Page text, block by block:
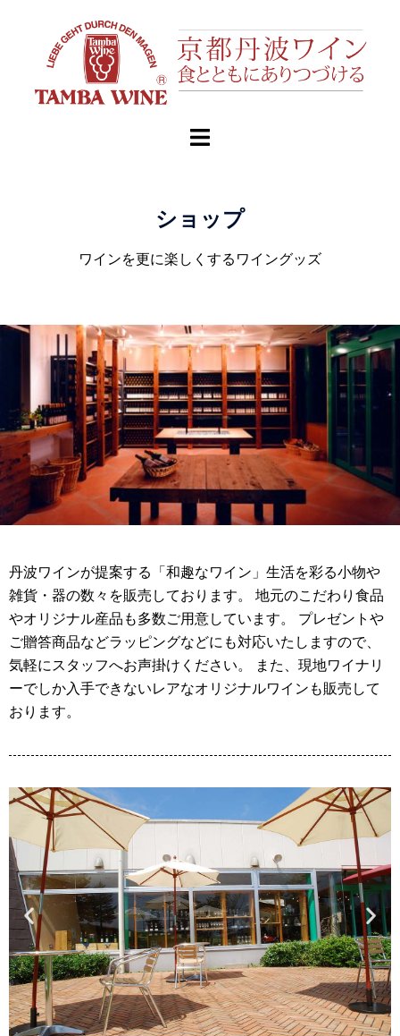
ショップ
ワインを更に楽しくするワイングッズ
丹波ワインが提案する「和趣なワイン」生活を彩る小物や
雑貨・器の数々を販売しております。 地元のこだわり食品
やオリジナル産品も多数ご用意しています。 プレゼントや
ご贈答商品などラッピングなどにも対応いたしますので、
気軽にスタッフへお声掛けください。 また、現地ワイナリ
ーでしか入手できないレアなオリジナルワインも販売して
おります。